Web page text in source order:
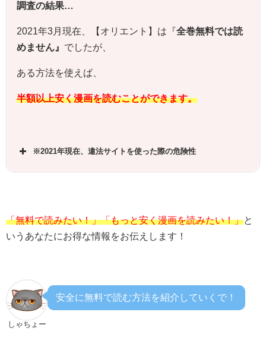
調査の結果…
2021年3月現在、【オリエント】は『全巻無料では読
めません』 でしたが、
ある方法を使えば、
半額以上安く漫画を読むことができます。
※2021年現在、違法サイトを使った際の危険性
「無料で読みたい！」「もっと安く漫画を読みたい！」と
いうあなたにお得な情報をお伝えします！
しゃちょー
安全に無料で読む方法を紹介していくで！